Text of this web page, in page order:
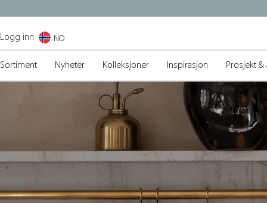
NO
Logg inn
Sortiment Nyheter Kolleksjoner Inspirasjon Prosjekt &